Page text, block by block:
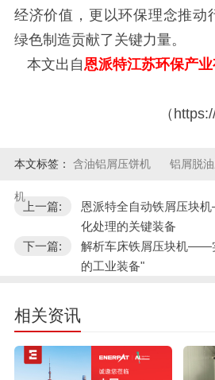
经济价值，更以环保理念推动
绿色制造贡献了关键力量。
本文出自恩派特江苏环保产
（
本文标签： 含油铝屑压饼机 铝屑脱
机
上一篇:
恩派特全自动铁屑压块
化处理的关键装备
下一篇:
解析车床铁屑压块机——
的工业装备"
相关资讯